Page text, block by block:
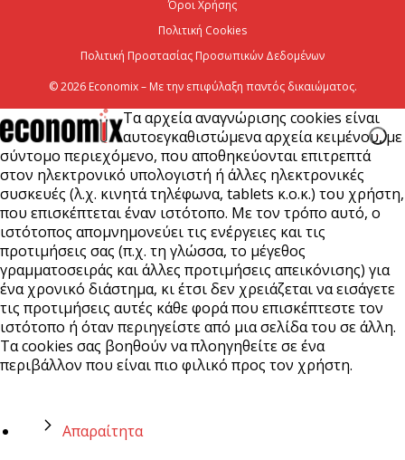
Έναρξη αιτήσεων για το Πρόγραμμα «Τουρισμός για
Όλους 2026-2027»
5 Αυγούστου 2026
Όροι Χρήσης
Πολιτική Cookies
Πολιτική Προστασίας Προσωπικών Δεδομένων
© 2026 Economix – Με την επιφύλαξη παντός δικαιώματος.
Τα αρχεία αναγνώρισης cookies είναι
αυτοεγκαθιστώμενα αρχεία κειμένου, με
σύντομο περιεχόμενο, που αποθηκεύονται επιτρεπτά
στον ηλεκτρονικό υπολογιστή ή άλλες ηλεκτρονικές
συσκευές (λ.χ. κινητά τηλέφωνα, tablets κ.ο.κ.) του χρήστη,
που επισκέπτεται έναν ιστότοπο. Με τον τρόπο αυτό, ο
ιστότοπος απομνημονεύει τις ενέργειες και τις
προτιμήσεις σας (π.χ. τη γλώσσα, το μέγεθος
γραμματοσειράς και άλλες προτιμήσεις απεικόνισης) για
ένα χρονικό διάστημα, κι έτσι δεν χρειάζεται να εισάγετε
τις προτιμήσεις αυτές κάθε φορά που επισκέπτεστε τον
ιστότοπο ή όταν περιηγείστε από μια σελίδα του σε άλλη.
Τα cookies σας βοηθούν να πλοηγηθείτε σε ένα
περιβάλλον που είναι πιο φιλικό προς τον χρήστη.
Απαραίτητα